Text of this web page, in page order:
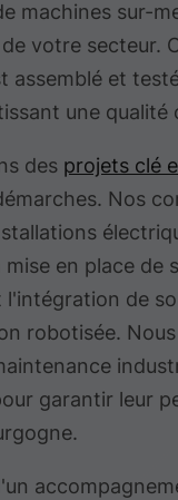
machines sur-
votre secteur.
assemblé et
une qualité
des projets clé
Nos
mise en place de
l'intégration de
robotisée.
garantir leur